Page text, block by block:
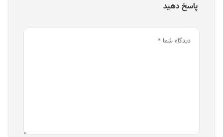
پاسخ دهید